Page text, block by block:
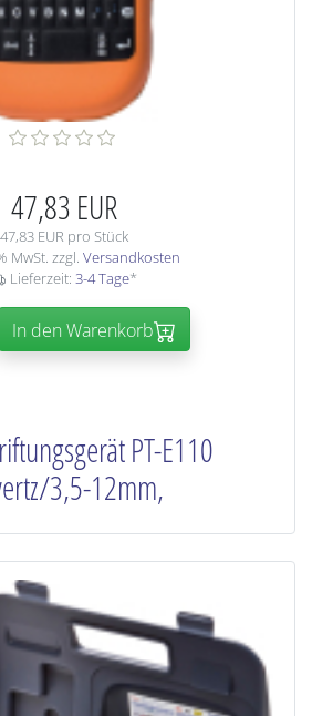
47,83 EUR
47,83 EUR pro Stück
MwSt. zzgl. Versandkosten
Lieferzeit: 3-4 Tage*
In den Warenkorb
PT-E110
3,5-12mm,